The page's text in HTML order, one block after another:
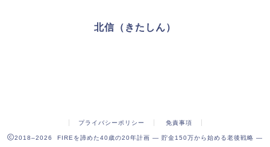
北信（きたしん）
プライバシーポリシー 免責事項
2018–2026 FIREを諦めた40歳の20年計画 ― 貯金150万から始める老後戦略 ―